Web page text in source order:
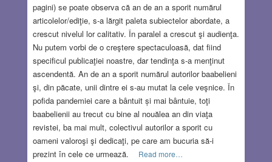
pagini) se poate observa că an de an a sporit numărul
articolelor/ediţie, s-a lărgit paleta subiectelor abordate, a
crescut nivelul lor calitativ. În paralel a crescut şi audienţa.
Nu putem vorbi de o creştere spectaculoasă, dat fiind
specificul publicaţiei noastre, dar tendinţa s-a menţinut
ascendentă. An de an a sporit numărul autorilor baabelieni
şi, din păcate, unii dintre ei s-au mutat la cele veşnice. În
pofida pandemiei care a bântuit și mai bântuie, toţi
baabelienii au trecut cu bine al nouălea an din viaţa
revistei, ba mai mult, colectivul autorilor a sporit cu
oameni valoroşi şi dedicaţi, pe care am bucuria să-i
prezint în cele ce urmează.
Read more…